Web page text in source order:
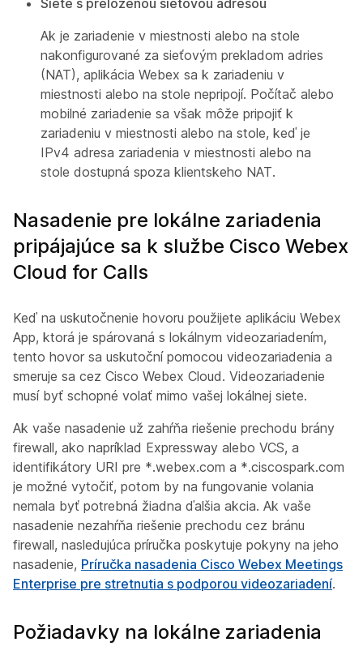
Siete s preloženou sieťovou adresou
Ak je zariadenie v miestnosti alebo na stole
nakonfigurované za sieťovým prekladom adries
(NAT), aplikácia Webex sa k zariadeniu v
miestnosti alebo na stole nepripojí. Počítač alebo
mobilné zariadenie sa však môže pripojiť k
zariadeniu v miestnosti alebo na stole, keď je
IPv4 adresa zariadenia v miestnosti alebo na
stole dostupná spoza klientskeho NAT.
Nasadenie pre lokálne zariadenia
pripájajúce sa k službe Cisco Webex
Cloud for Calls
Keď na uskutočnenie hovoru použijete aplikáciu Webex
App, ktorá je spárovaná s lokálnym videozariadením,
tento hovor sa uskutoční pomocou videozariadenia a
smeruje sa cez Cisco Webex Cloud. Videozariadenie
musí byť schopné volať mimo vašej lokálnej siete.
Ak vaše nasadenie už zahŕňa riešenie prechodu brány
firewall, ako napríklad Expressway alebo VCS, a
identifikátory URI pre *.webex.com a *.ciscospark.com
je možné vytočiť, potom by na fungovanie volania
nemala byť potrebná žiadna ďalšia akcia. Ak vaše
nasadenie nezahŕňa riešenie prechodu cez bránu
firewall, nasledujúca príručka poskytuje pokyny na jeho
nasadenie, Príručka nasadenia Cisco Webex Meetings
Enterprise pre stretnutia s podporou videozariadení.
Požiadavky na lokálne zariadenia